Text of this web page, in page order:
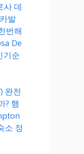
사 데
발
번해
De
기순
완전
? 햄
소 정